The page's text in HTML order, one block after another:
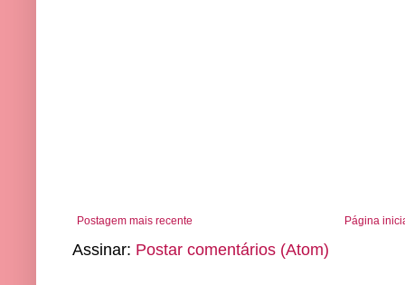
Postagem mais recente Página
Assinar: Postar comentários (Atom)